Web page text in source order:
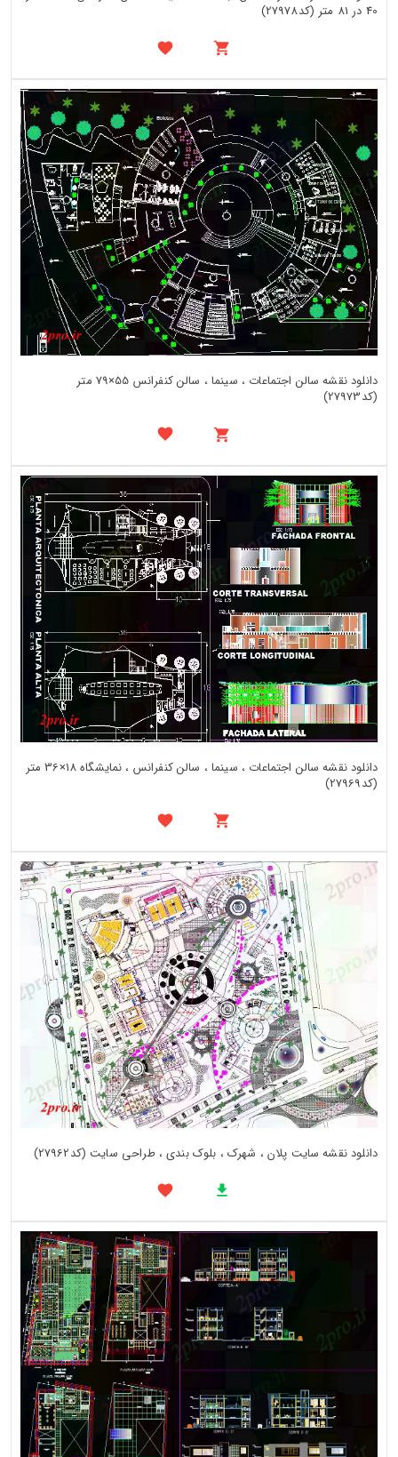
40 در 81 متر (کد27978)
دانلود نقشه سالن اجتماعات ، سینما ، سالن کنفرانس 55×79 متر
(کد27973)
دانلود نقشه سالن اجتماعات ، سینما ، سالن کنفرانس ، نمایشگاه 18×36 متر
(کد27969)
دانلود نقشه سایت پلان ، شهرک ، بلوک بندی ، طراحی سایت (کد27962)